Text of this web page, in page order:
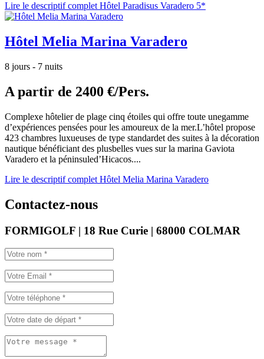
Lire le descriptif complet Hôtel Paradisus Varadero 5*
Hôtel Melia Marina Varadero
8 jours - 7 nuits
A partir de 2400 €/Pers.
Complexe hôtelier de plage cinq étoiles qui offre toute unegamme
d’expériences pensées pour les amoureux de la mer.L’hôtel propose
423 chambres luxueuses de type standardet des suites à la décoration
nautique bénéficiant des plusbelles vues sur la marina Gaviota
Varadero et la péninsuled’Hicacos....
Lire le descriptif complet Hôtel Melia Marina Varadero
Contactez-nous
FORMIGOLF | 18 Rue Curie | 68000 COLMAR